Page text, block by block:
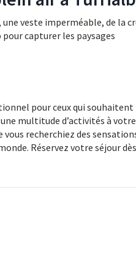
veste imperméable, de la
capturer les paysages
pour ceux qui souhaitent
multitude d’activités à votre
recherchiez des
Réservez votre séjour dès